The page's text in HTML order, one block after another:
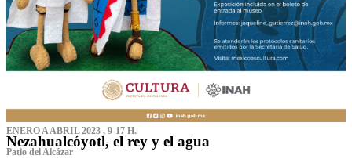
ENERO A ABRIL 2023 , 9-17 H.
Nezahualcóyotl, el rey y el agua
Patio del Alcázar